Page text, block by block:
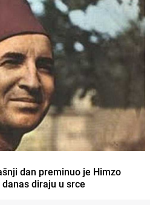
dan preminuo je Himzo
diraju u srce